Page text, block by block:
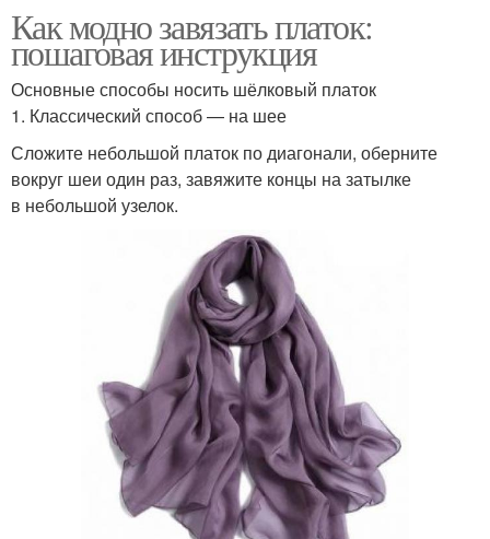
Как модно завязать платок:
пошаговая инструкция
Основные способы носить шёлковый платок
1. Классический способ — на шее
Сложите небольшой платок по диагонали, оберните
вокруг шеи один раз, завяжите концы на затылке
в небольшой узелок.